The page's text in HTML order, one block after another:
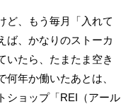
ど、もう毎月「入れて
ば、かなりのストーカ
いたら、たまたま空き
年か働いたあとは、
ショップ「REI（アール